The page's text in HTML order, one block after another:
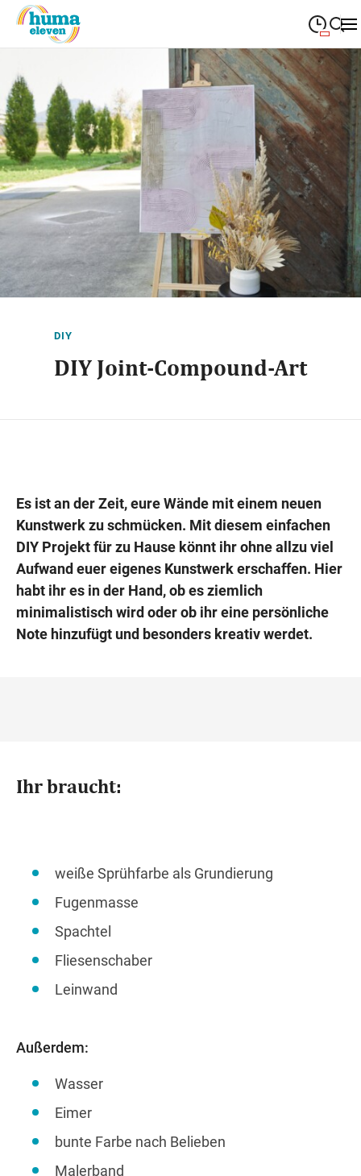
Suche schließen
09:00— 19:00
Dienstag
DIENSTAG 09:00—19:00
Mittwoch
MITTWOCH 09:00 —19:00
Donnerstag
DONNERSTAG 09:00— 19:00
Freitag
FREITAG 09:00 19:00
Samstag
SAMSTAG 09:00
Wegbeschreibung
DIY
DIY Joint-Compound-Art
Es ist an der Zeit, eure Wände mit einem neuen
Kunstwerk zu schmücken. Mit diesem einfachen
DIY Projekt für zu Hause könnt ihr ohne allzu viel
Aufwand euer eigenes Kunstwerk erschaffen. Hier
habt ihr es in der Hand, ob es ziemlich
minimalistisch wird oder ob ihr eine persönliche
Note hinzufügt und besonders kreativ werdet.
Ihr braucht:
weiße Sprühfarbe als Grundierung
Fugenmasse
Spachtel
Fliesenschaber
Leinwand
Außerdem:
Wasser
Eimer
bunte Farbe nach Belieben
Malerband